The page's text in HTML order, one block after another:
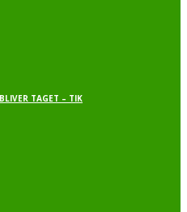
TAGET – TIK